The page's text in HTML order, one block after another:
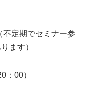
不定期でセミナー参
ます）
：00）